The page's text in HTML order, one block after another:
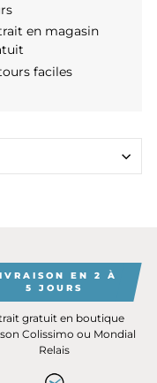
en magasin
faciles
EN 2 À
5 JOURS
gratuit en boutique
Colissimo ou Mondial
Relais